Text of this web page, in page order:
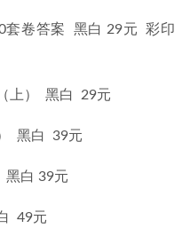
卷答案  黑白 29元  彩印
上） 黑白 29元
黑白  39元
黑白 39元
49元